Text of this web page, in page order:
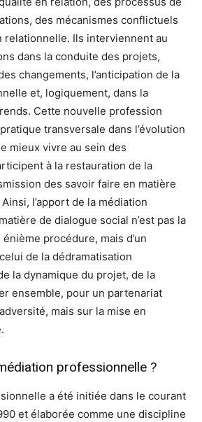
des mécanismes conflictuels
relationnelle. Ils interviennent au
dans la conduite des projets,
changements, l’anticipation de la
et, logiquement, dans la
Cette nouvelle profession
transversale dans l’évolution
mieux vivre au sein des
à la restauration de la
des savoir faire en matière
l’apport de la médiation
de dialogue social n’est pas la
énième procédure, mais d’un
de la dédramatisation
la dynamique du projet, de la
ensemble, pour un partenariat
mais sur la mise en
professionnelle ?
a été initiée dans le courant
et élaborée comme une discipline